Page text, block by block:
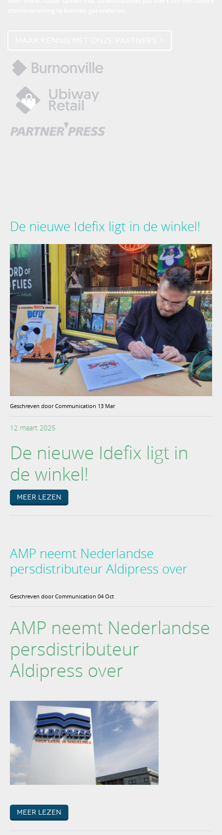
De nieuwe Idefix ligt in de winkel!
Geschreven door Communication 13 Mar
12 maart 2025
De nieuwe Idefix ligt in
de winkel!
Meer lezen
AMP neemt Nederlandse
persdistributeur Aldipress over
Geschreven door Communication 04 Oct
AMP neemt Nederlandse
persdistributeur
Aldipress over
Meer lezen